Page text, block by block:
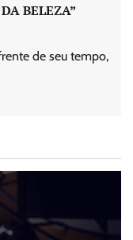
BELEZA”
de seu tempo,